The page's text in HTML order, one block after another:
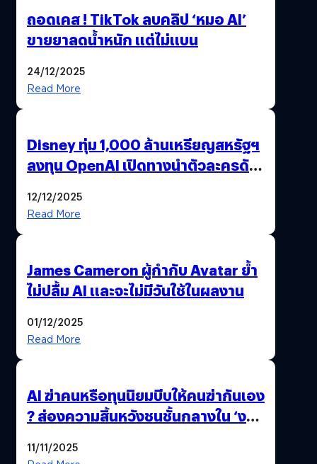
ถอดเคส ! TikTok ลบคลิป ‘หมอ AI’
ขายยาลดน้ำหนัก แต่ไม่แบน
24/12/2025
Read More
Disney ทุ่ม 1,000 ล้านเหรียญสหรัฐฯ
ลงทุน OpenAI เปิดทางนำตัวละครดัง
12/12/2025
Read More
James Cameron ผู้กำกับ Avatar ย้ำ
ไม่ปลื้ม AI และจะไม่มีวันใช้ในผลงาน
01/12/2025
Read More
AI ฆ่าคนหรือทุนนิยมบีบให้คนฆ่ากันเอง
? ส่องความสิ้นหวังชนชั้นกลางใน ‘งาน
11/11/2025